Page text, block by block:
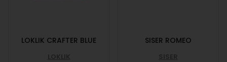
LOKLIK CRAFTER BLUE
LOKLIK
SISER ROMEO
SISER